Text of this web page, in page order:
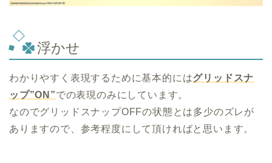
浮かせ
わかりやすく表現するために基本的にはグリッドスナ
ップ”ON”での表現のみにしています。
なのでグリッドスナップOFFの状態とは多少のズレが
ありますので、参考程度にして頂ければと思います。